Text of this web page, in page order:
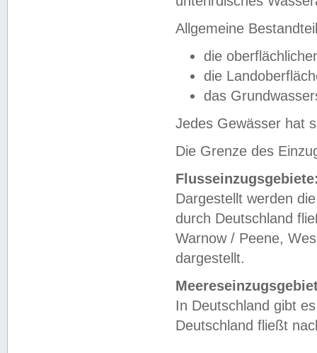
Allgemeine
die
die
das
Jedes Gewässer hat
Die Grenze des
Dargestellt werden
durch Deutschland
Warnow / Peene,
dargestellt.
In Deutschland gibt
Deutschland fließt